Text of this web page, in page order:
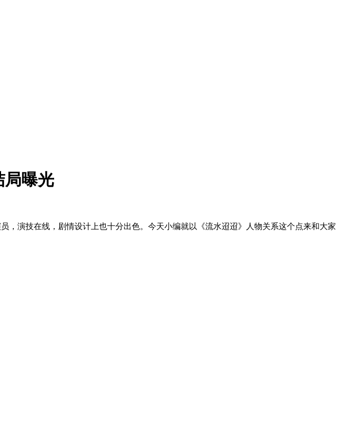
局曝光
演技在线，剧情设计上也十分出色。今天小编就以《流水迢迢》人物关系这个点来和大家